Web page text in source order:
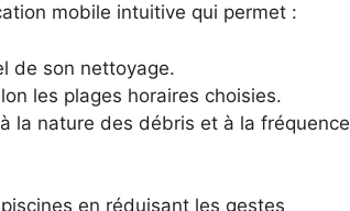
mobile intuitive qui permet :
de son nettoyage.
les plages horaires choisies.
la nature des débris et à la fréquence
en réduisant les gestes